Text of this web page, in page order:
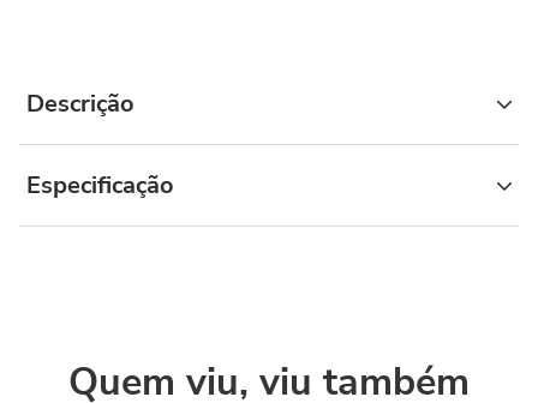
Descrição
Especificação
Quem viu, viu também